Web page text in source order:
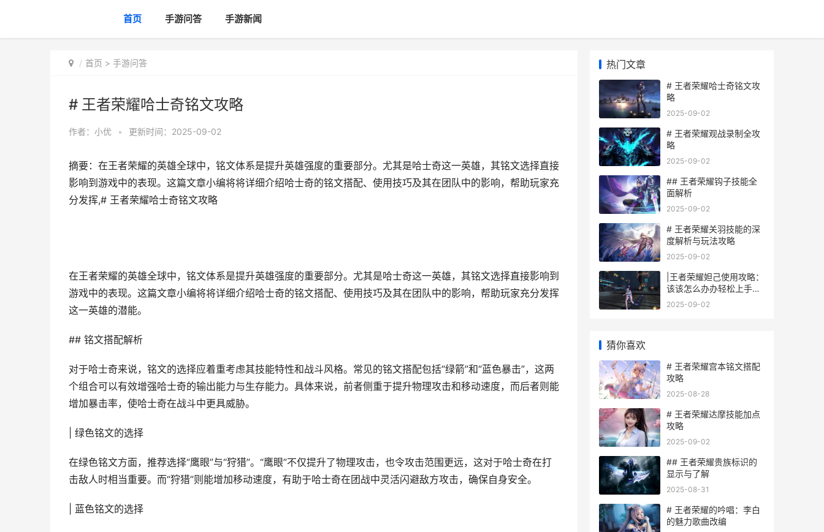
首页 手游问答 手游新闻
首页 > 手游问答
# 王者荣耀哈士奇铭文攻略
作者： 小优 • 更新时间：2025-09-02
摘要：在王者荣耀的英雄全球中，铭文体系是提升英雄强度的重要部分。尤其是哈士奇这一英雄，其铭文选择直接
影响到游戏中的表现。这篇文章小编将将详细介绍哈士奇的铭文搭配、使用技巧及其在团队中的影响，帮助玩家充
分发挥,# 王者荣耀哈士奇铭文攻略
在王者荣耀的英雄全球中，铭文体系是提升英雄强度的重要部分。尤其是哈士奇这一英雄，其铭文选择直接影响到
游戏中的表现。这篇文章小编将将详细介绍哈士奇的铭文搭配、使用技巧及其在团队中的影响，帮助玩家充分发挥
这一英雄的潜能。
## 铭文搭配解析
对于哈士奇来说，铭文的选择应着重考虑其技能特性和战斗风格。常见的铭文搭配包括“绿箭”和“蓝色暴击”，这两
个组合可以有效增强哈士奇的输出能力与生存能力。具体来说，前者侧重于提升物理攻击和移动速度，而后者则能
增加暴击率，使哈士奇在战斗中更具威胁。
| 绿色铭文的选择
在绿色铭文方面，推荐选择“鹰眼”与“狩猎”。“鹰眼”不仅提升了物理攻击，也令攻击范围更远，这对于哈士奇在打
击敌人时相当重要。而“狩猎”则能增加移动速度，有助于哈士奇在团战中灵活闪避敌方攻击，确保自身安全。
| 蓝色铭文的选择
热门文章
# 王者荣耀哈士奇铭文攻
略
2025-09-02
# 王者荣耀观战录制全攻
略
2025-09-02
## 王者荣耀钩子技能全
面解析
2025-09-02
# 王者荣耀关羽技能的深
度解析与玩法攻略
2025-09-02
|王者荣耀妲己使用攻略：
该该怎么办办轻松上手并
掌握技巧|
2025-09-02
猜你喜欢
# 王者荣耀宫本铭文搭配
攻略
2025-08-28
# 王者荣耀达摩技能加点
攻略
2025-09-02
## 王者荣耀贵族标识的
显示与了解
2025-08-31
# 王者荣耀的吟唱：李白
的魅力歌曲改编